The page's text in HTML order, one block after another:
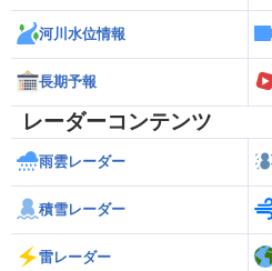
河川水位情報
長期予報
レーダーコンテンツ
雨雲レーダー
積雪レーダー
雷レーダー